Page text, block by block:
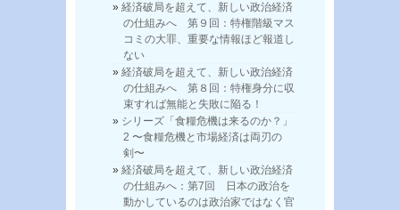
経済破局を超えて、新しい政治経済
の仕組みへ 第９回：特権階級マス
コミの大罪、重要な情報ほど報道し
ない
経済破局を超えて、新しい政治経済
の仕組みへ 第８回：特権身分に収
束すれば無能と失敗に陥る！
シリーズ「食糧危機は来るのか？」
2 〜食糧危機と市場経済は両刃の
剣〜
経済破局を超えて、新しい政治経済
の仕組みへ：第7回 日本の政治を
動かしているのは政治家ではなく官